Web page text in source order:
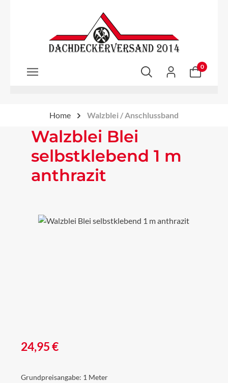
Zum Hauptinhalt springen
0
Home Walzblei / Anschlussband
Walzblei Blei
selbstklebend 1 m
anthrazit
Bildergalerie überspringen
Regulärer Preis:
24,95 €
Grundpreisangabe: 1 Meter